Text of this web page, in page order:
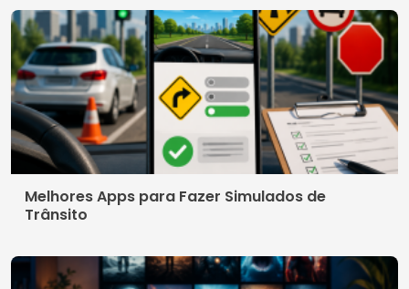
Melhores Apps para Fazer Simulados de
Trânsito